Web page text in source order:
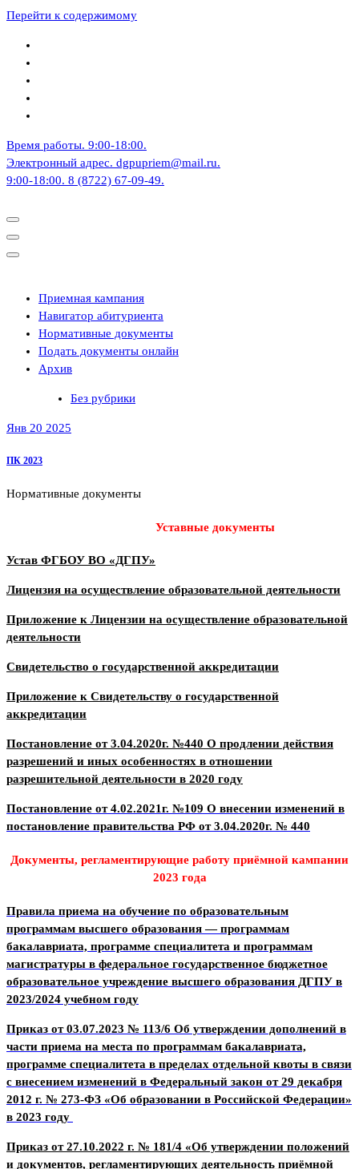
Перейти к содержимому
Время работы. 9:00-18:00.
Электронный адрес. dgpupriem@mail.ru.
9:00-18:00. 8 (8722) 67-09-49.
Приемная кампания
Навигатор абитуриента
Нормативные документы
Подать документы онлайн
Архив
Без рубрики
Янв 20 2025
ПК 2023
Нормативные документы
Уставные документы
Устав ФГБОУ ВО «ДГПУ»
Лицензия на осуществление образовательной деятельности
Приложение к Лицензии на осуществление образовательной
деятельности
Свидетельство о государственной аккредитации
Приложение к Свидетельству о государственной
аккредитации
Постановление от 3.04.2020г. №440 О продлении действия
разрешений и иных особенностях в отношении
разрешительной деятельности в 2020 году
Постановление от 4.02.2021г. №109 О внесении изменений в
постановление правительства РФ от 3.04.2020г. № 440
Документы, регламентирующие работу приёмной кампании
2023 года
Правила приема на обучение по образовательным
программам высшего образования — программам
бакалавриата, программе специалитета и программам
магистратуры в федеральное государственное бюджетное
образовательное учреждение высшего образования ДГПУ в
2023/2024 учебном году
Приказ от 03.07.2023 № 113/6 Об утверждении дополнений в
части приема на места по программам бакалавриата,
программе специалитета в пределах отдельной квоты в связи
с внесением изменений в Федеральный закон от 29 декабря
2012 г. № 273-ФЗ «Об образовании в Российской Федерации»
в 2023 году
Приказ от 27.10.2022 г. № 181/4 «Об утверждении положений
и документов, регламентирующих деятельность приёмной